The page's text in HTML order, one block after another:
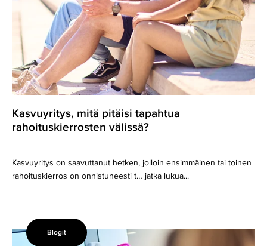
Kasvuyritys, mitä pitäisi tapahtua
rahoituskierrosten välissä?
Kasvuyritys on saavuttanut hetken, jolloin ensimmäinen tai toinen
rahoituskierros on onnistuneesti t… jatka lukua...
Konsernilaskenta
Blogit